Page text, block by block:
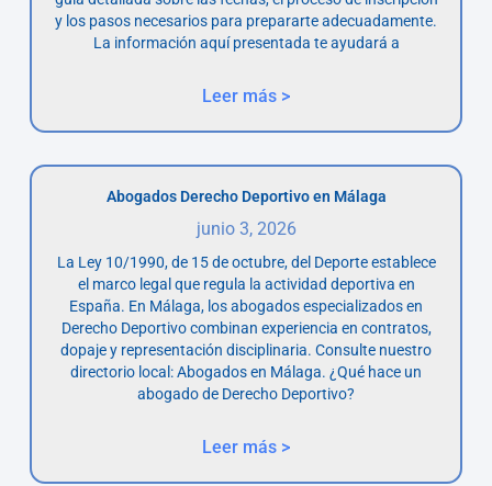
y los pasos necesarios para prepararte adecuadamente.
La información aquí presentada te ayudará a
Leer más >
Abogados Derecho Deportivo en Málaga
junio 3, 2026
La Ley 10/1990, de 15 de octubre, del Deporte establece
el marco legal que regula la actividad deportiva en
España. En Málaga, los abogados especializados en
Derecho Deportivo combinan experiencia en contratos,
dopaje y representación disciplinaria. Consulte nuestro
directorio local: Abogados en Málaga. ¿Qué hace un
abogado de Derecho Deportivo?
Leer más >